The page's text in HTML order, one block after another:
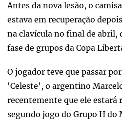
Antes da nova lesão, o
estava em recuperação
na clavícula no final de abril,
fase de grupos da Copa
O jogador teve que passar
'Celeste', o argentino
recentemente que ele estará
segundo jogo do Grupo H do